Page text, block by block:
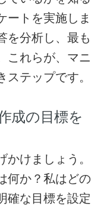
ートを実施しま
を分析し、最も
これらが、マニ
テップです。
成の目標を
けましょう。
何か？私はどの
確な目標を設定